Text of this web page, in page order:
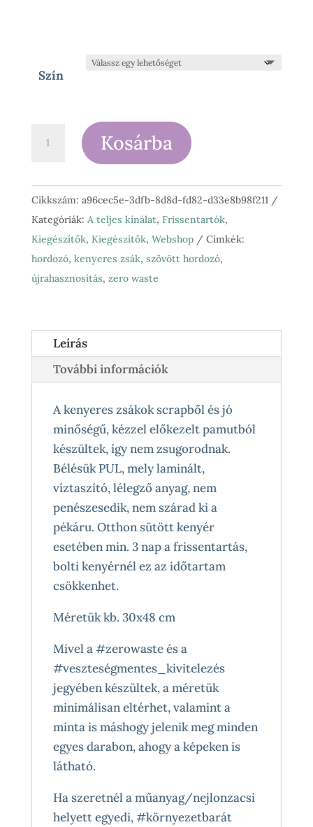
Szín
Frissentartó
Kosárba
Cikkszám: a96cec5e-3dfb-8d8d-fd82-d33e8b98f211
Kategóriák: A teljes kínálat, Frissentartók,
Kiegészítők, Kiegészítők, Webshop
Címkék:
hordozó, kenyeres zsák, szövött hordozó,
újrahasznosítás, zero waste
Leírás
További információk
A kenyeres zsákok scrapből és jó
minőségű, kézzel előkezelt pamutból
készültek, így nem zsugorodnak.
Bélésük PUL, mely laminált,
víztaszító, lélegző anyag, nem
penészesedik, nem szárad ki a
pékáru. Otthon sütött kenyér
esetében min. 3 nap a frissentartás,
bolti kenyérnél ez az időtartam
csökkenhet.
Méretük kb. 30x48 cm
Mivel a #zerowaste és a
#veszteségmentes_kivitelezés
jegyében készültek, a méretük
minimálisan eltérhet, valamint a
minta is máshogy jelenik meg minden
egyes darabon, ahogy a képeken is
látható.
Ha szeretnél a műanyag/nejlonzacsi
helyett egyedi, #környezetbarát